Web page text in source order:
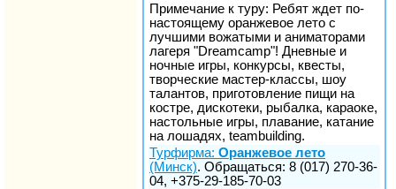
Примечание к туру: Ребят ждет по-
настоящему оранжевое лето с
лучшими вожатыми и аниматорами
лагеря "Dreamcamp"! Дневные и
ночные игры, конкурсы, квесты,
творческие мастер-классы, шоу
талантов, приготовление пищи на
костре, дискотеки, рыбалка, караоке,
настольные игры, плавание, катание
на лошадях, teambuilding.
Турфирма: Оранжевое лето
(Минск). Обращаться: 8 (017) 270-36-
04, +375-29-185-70-03